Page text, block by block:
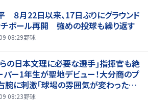
８月22日以来、17日ぶりにグラウンド
チボール再開 強めの投球も繰り返す
08:29野球
の日本文理に必要な選手｣指揮官も絶
パー1年生が聖地デビュー！大分商のプ
腕に刺激｢球場の雰囲気が変わった…｣
子園】
08:23野球